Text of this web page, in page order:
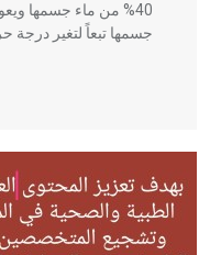
40% من ماء جسمها
جسمها تبعاً لتغير درجة
- هل تعلم أن أبقراط
الحكم، الأدلة، تنظيم
له الفضل بأنه حرر